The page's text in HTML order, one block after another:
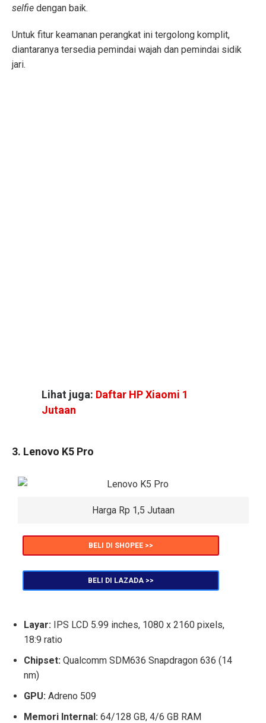
selfie dengan baik.
Untuk fitur keamanan perangkat ini tergolong komplit,
diantaranya tersedia pemindai wajah dan pemindai sidik
jari.
Lihat juga: Daftar HP Xiaomi 1
Jutaan
3. Lenovo K5 Pro
Harga Rp 1,5 Jutaan
BELI DI SHOPEE >>
BELI DI LAZADA >>
Layar: IPS LCD 5.99 inches, 1080 x 2160 pixels,
18:9 ratio
Chipset: Qualcomm SDM636 Snapdragon 636 (14
nm)
GPU: Adreno 509
Memori Internal: 64/128 GB, 4/6 GB RAM